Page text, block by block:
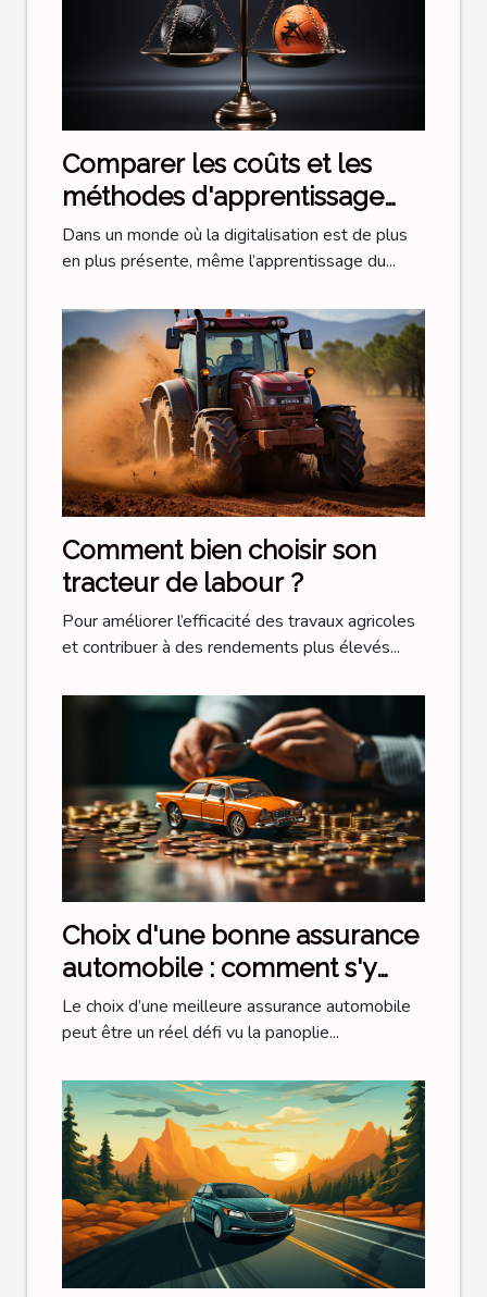
Comparer les coûts et les
méthodes d'apprentissage
des auto-écoles
traditionnelles et en ligne
Dans un monde où la digitalisation est de plus
en plus présente, même l’apprentissage du...
Comment bien choisir son
tracteur de labour ?
Pour améliorer l’efficacité des travaux agricoles
et contribuer à des rendements plus élevés...
Choix d'une bonne assurance
automobile : comment s'y
prendre ?
Le choix d’une meilleure assurance automobile
peut être un réel défi vu la panoplie...